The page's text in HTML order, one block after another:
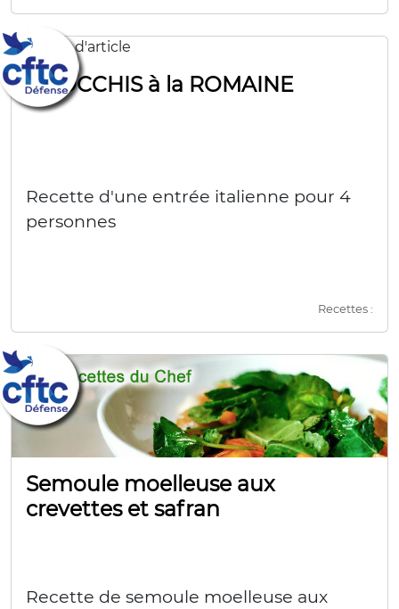
GNOCCHIS à la ROMAINE
Recette d'une entrée italienne pour 4
personnes
Recettes :
Semoule moelleuse aux
crevettes et safran
Recette de semoule moelleuse aux